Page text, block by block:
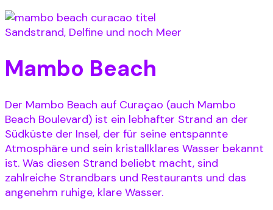
Sandstrand, Delfine und noch Meer
Mambo Beach
Der Mambo Beach auf Curaçao (auch Mambo
Beach Boulevard) ist ein lebhafter Strand an der
Südküste der Insel, der für seine entspannte
Atmosphäre und sein kristallklares Wasser bekannt
ist. Was diesen Strand beliebt macht, sind
zahlreiche Strandbars und Restaurants und das
angenehm ruhige, klare Wasser.